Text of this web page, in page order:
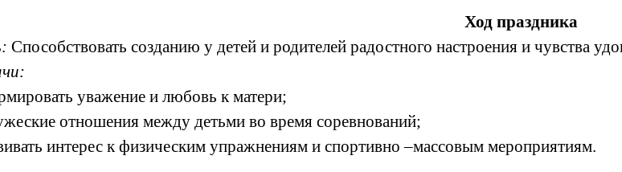
Ход праздника
Способствовать созданию у детей и родителей радостного настроения и чувства
уважение и любовь к матери;
отношения между детьми во время соревнований;
интерес к физическим упражнениям и спортивно –массовым мероприятиям.